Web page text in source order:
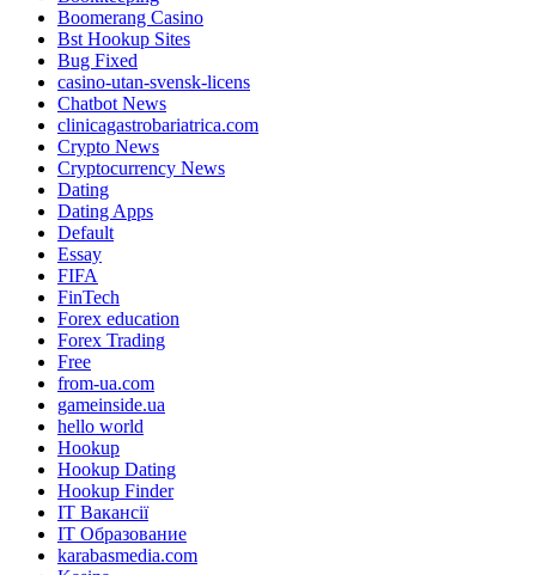
Boomerang Casino
Bst Hookup Sites
Bug Fixed
casino-utan-svensk-licens
Chatbot News
clinicagastrobariatrica.com
Crypto News
Cryptocurrency News
Dating
Dating Apps
Default
Essay
FIFA
FinTech
Forex education
Forex Trading
Free
from-ua.com
gameinside.ua
hello world
Hookup
Hookup Dating
Hookup Finder
IT Вакансії
IT Образование
karabasmedia.com